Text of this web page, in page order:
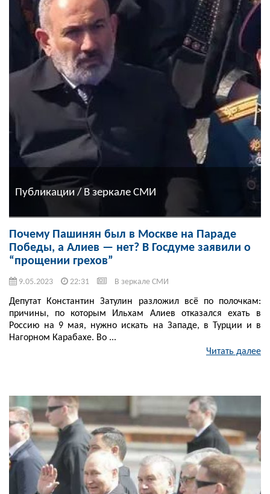
Публикации / В зеркале СМИ
Почему Пашинян был в Москве на Параде
Победы, а Алиев — нет? В Госдуме заявили о
“прощении грехов”
9.05.2023 22:31 В зеркале СМИ
Депутат Константин Затулин разложил всё по полочкам:
причины, по которым Ильхам Алиев отказался ехать в
Россию на 9 мая, нужно искать на Западе, в Турции и в
Нагорном Карабахе. Во ...
Читать далее